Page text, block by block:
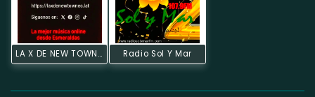
LA X DE NEW TOWN CIRCUITO ECUADOR Radio Sol Y Mar